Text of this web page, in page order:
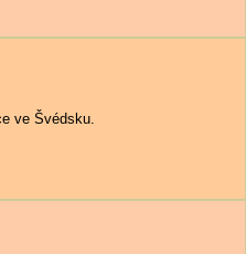
ve Švédsku.